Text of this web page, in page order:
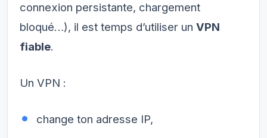
connexion persistante, chargement
bloqué…), il est temps d’utiliser un VPN
fiable.
Un VPN :
change ton adresse IP,